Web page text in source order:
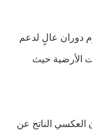
دوران عالٍ لدعم
الأرضية حيث
العكسي الناتج عن